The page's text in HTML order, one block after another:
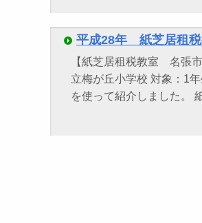
平成28年 紙芝居租税
【紙芝居租税教室 名張
立梅が丘小学校 対象：1
を使って紹介しました。